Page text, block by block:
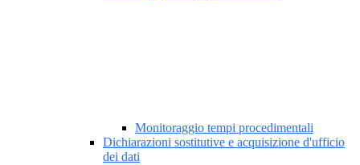
Monitoraggio tempi procedimentali
Dichiarazioni sostitutive e acquisizione d'ufficio
dei dati